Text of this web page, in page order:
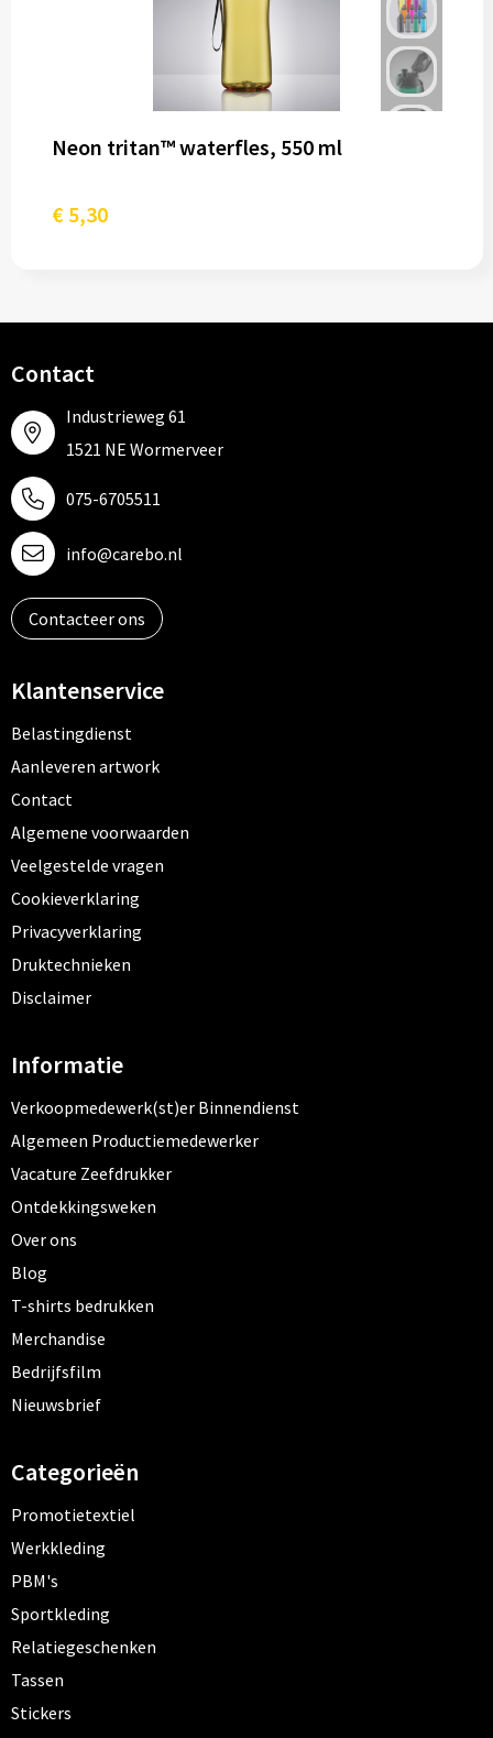
Neon tritan™ waterfles, 550 ml
€ 5,30
Contact
Industrieweg 61
1521 NE Wormerveer
075-6705511
info@carebo.nl
Contacteer ons
Klantenservice
Belastingdienst
Aanleveren artwork
Contact
Algemene voorwaarden
Veelgestelde vragen
Cookieverklaring
Privacyverklaring
Druktechnieken
Disclaimer
Informatie
Verkoopmedewerk(st)er Binnendienst
Algemeen Productiemedewerker
Vacature Zeefdrukker
Ontdekkingsweken
Over ons
Blog
T-shirts bedrukken
Merchandise
Bedrijfsfilm
Nieuwsbrief
Categorieën
Promotietextiel
Werkkleding
PBM's
Sportkleding
Relatiegeschenken
Tassen
Stickers